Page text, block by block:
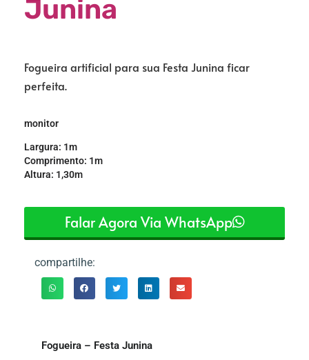
Junina
Fogueira artificial para sua Festa Junina ficar
perfeita.
monitor
Largura: 1m
Comprimento: 1m
Altura: 1,30m
Falar Agora Via WhatsApp
compartilhe:
Fogueira – Festa Junina